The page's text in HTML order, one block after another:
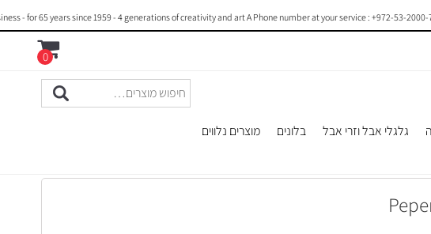
- for 65 years since 1959 - 4 generations of creativity and art A Phone number at your service : +972-53-2000-720
0
גלגלי אבל וזרי אבל בלונים
מוצרים נלווים